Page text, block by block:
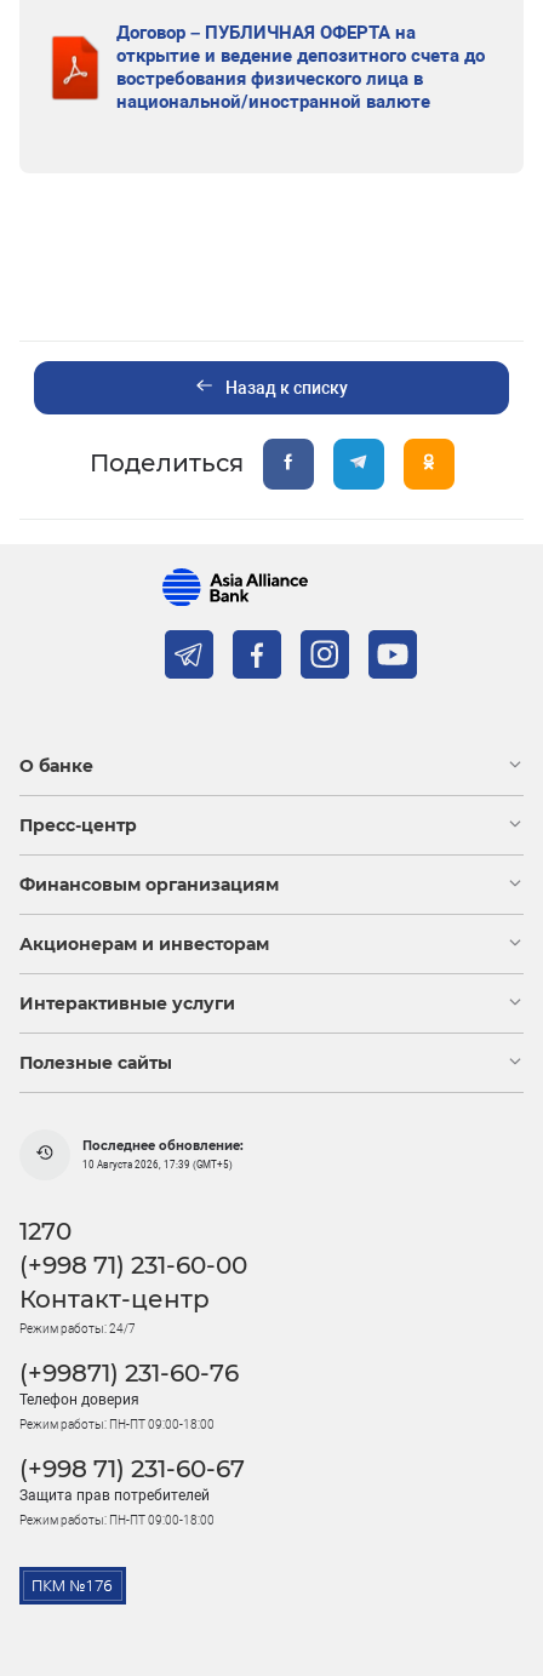
Договор – ПУБЛИЧНАЯ ОФЕРТА на
открытие и ведение депозитного счета до
востребования физического лица в
национальной/иностранной валюте
Назад к списку
Поделиться
О банке
Пресс-центр
Финансовым организациям
Акционерам и инвесторам
Интерактивные услуги
Полезные сайты
Последнее обновление:
10 Августа 2026, 17:39 (GMT+5)
1270
(+998 71) 231-60-00
Контакт-центр
Режим работы: 24/7
(+99871) 231-60-76
Телефон доверия
Режим работы: ПН-ПТ 09:00-18:00
(+998 71) 231-60-67
Защита прав потребителей
Режим работы: ПН-ПТ 09:00-18:00